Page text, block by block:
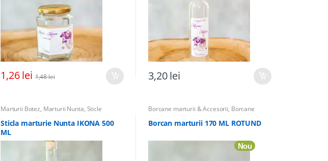
1,26lei 1,48lei 3,20lei
Marturii Botez, Marturii Nunta, Sticle
Sticle marturii & Accesorii
pentru Botez
Sticla marturie Nunta IKONA 500
ML
Borcane marturii & Accesorii, Borcane
Marturii Nunta
Totul pentru Botez
Borcan marturii 170 ML ROTUND
Nou